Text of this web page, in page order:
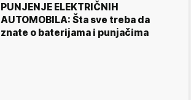
PUNJENJE ELEKTRIČNIH
AUTOMOBILA: Šta sve treba da
znate o baterijama i punjačima